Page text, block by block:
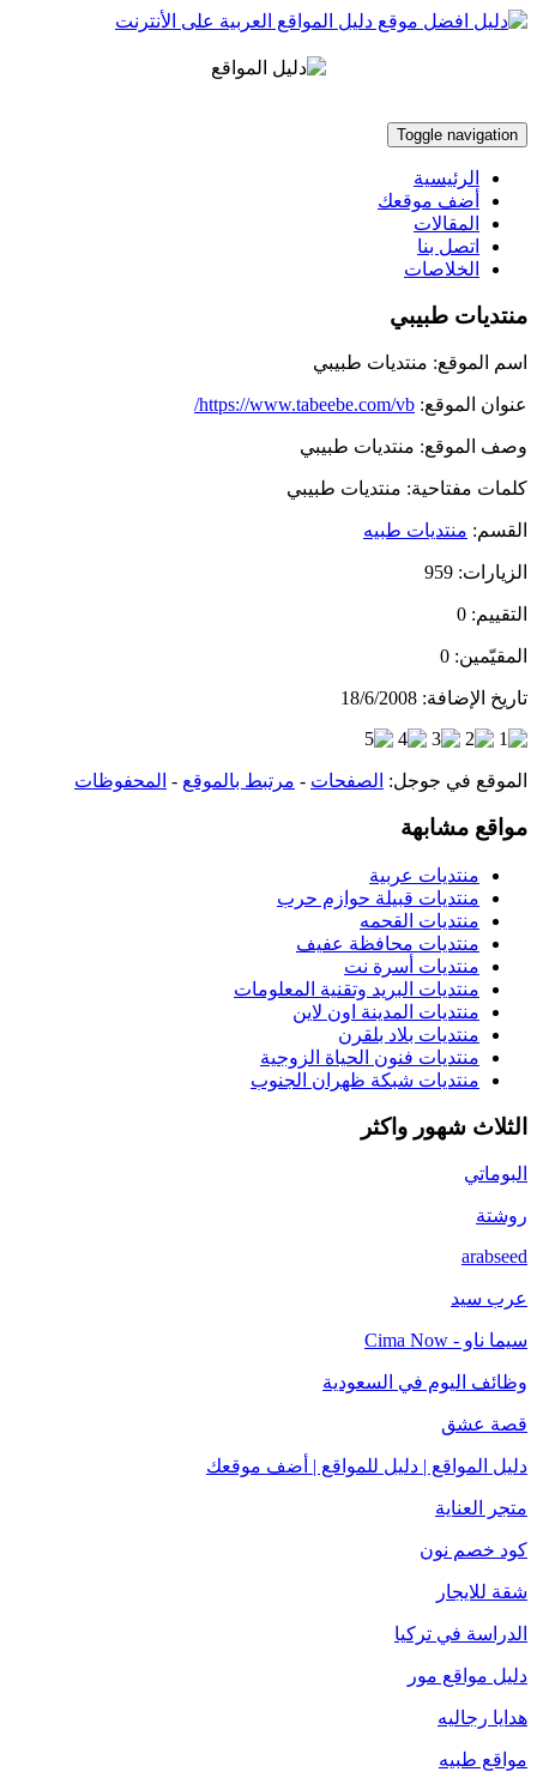
Toggle navigation
الرئيسية
أضف موقعك
المقالات
اتصل بنا
الخلاصات
منتديات طبيبي
اسم الموقع: منتديات طبيبي
عنوان الموقع: https://www.tabeebe.com/vb/
وصف الموقع: منتديات طبيبي
كلمات مفتاحية: منتديات طبيبي
القسم: منتديات طبيه
الزيارات:
التقييم:
المقيّمين:
تاريخ الإضافة:
الموقع في جوجل: الصفحات - مرتبط بالموقع - المحفوظات
مواقع مشابهة
منتديات عربية
منتديات قبيلة حوازم حرب
منتديات القحمه
منتديات محافظة عفيف
منتديات أسرة نت
منتديات البريد وتقنية المعلومات
منتديات المدينة اون لاين
منتديات بلاد بلقرن
منتديات فنون الحياة الزوجية
منتديات شبكة ظهران الجنوب
الثلاث شهور واكثر
البوماتي
روشتة
arabseed
عرب سيد
سيما ناو - Cima Now
وظائف اليوم في السعودية
قصة عشق
دليل المواقع | دليل للمواقع | أضف موقعك
متجر العناية
كود خصم نون
شقة للايجار
الدراسة في تركيا
دليل مواقع مور
هدايا رجاليه
مواقع طبيه